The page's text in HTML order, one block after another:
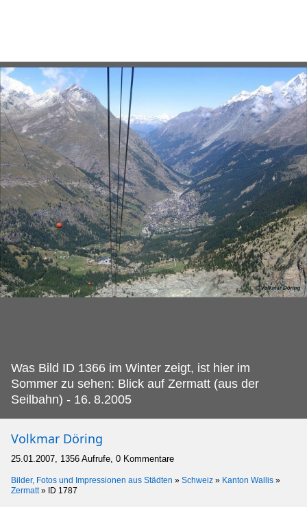
Was Bild ID 1366 im Winter zeigt, ist hier im
Sommer zu sehen: Blick auf Zermatt (aus der
Seilbahn) - 16. 8.2005
Volkmar Döring
25.01.2007, 1356 Aufrufe, 0 Kommentare
Bilder, Fotos und Impressionen aus Städten » Schweiz » Kanton Wallis »
Zermatt» ID 1787